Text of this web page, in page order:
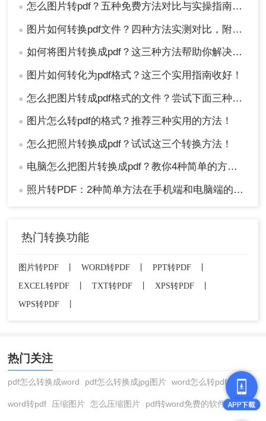
● 怎么图片转pdf？五种免费方法对比与实操指南（附详细表格）！
● 图片如何转换pdf文件？四种方法实测对比，附各场景最优选！
● 如何将图片转换成pdf？这三种方法帮助你解决问题！
● 图片如何转化为pdf格式？这三个实用指南收好！
● 怎么把图片转成pdf格式的文件？尝试下面三种方法！
● 图片怎么转pdf的格式？推荐三种实用的方法！
● 怎么把照片转换成pdf？试试这三个转换方法！
● 电脑怎么把图片转换成pdf？教你4种简单的方法！
● 照片转PDF：2种简单方法在手机端和电脑端的操作差异！
热门转换功能
图片转PDF WORD转PDF PPT转PDF
EXCEL转PDF
TXT转PDF XPS转PDF
WPS转PDF
热门关注
pdf怎么转换成word pdf怎么转换成jpg图片 word怎么转pdf
word转pdf 压缩图片 怎么压缩图片 pdf转word免费的软件